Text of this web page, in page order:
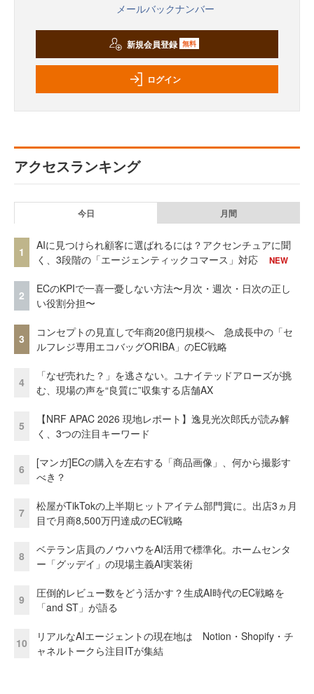
メールバックナンバー
新規会員登録 無料
ログイン
アクセスランキング
今日 月間
1
AIに見つけられ顧客に選ばれるには？アクセンチュアに聞
く、3段階の「エージェンティックコマース」対応
NEW
2
ECのKPIで一喜一憂しない方法〜月次・週次・日次の正し
い役割分担〜
3
コンセプトの見直しで年商20億円規模へ 急成長中の「セ
ルフレジ専用エコバッグORIBA」のEC戦略
4
「なぜ売れた？」を逃さない。ユナイテッドアローズが挑
む、現場の声を“良質に”収集する店舗AX
5
【NRF APAC 2026 現地レポート】逸見光次郎氏が読み解
く、3つの注目キーワード
6
[マンガ]ECの購入を左右する「商品画像」、何から撮影す
べき？
7
松屋がTikTokの上半期ヒットアイテム部門賞に。出店3ヵ月
目で月商8,500万円達成のEC戦略
8
ベテラン店員のノウハウをAI活用で標準化。ホームセンタ
ー「グッデイ」の現場主義AI実装術
9
圧倒的レビュー数をどう活かす？生成AI時代のEC戦略を
「and ST」が語る
10
リアルなAIエージェントの現在地は Notion・Shopify・チ
ャネルトークら注目ITが集結